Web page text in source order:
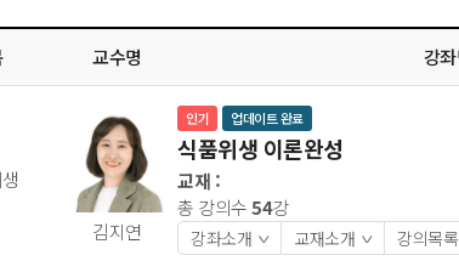
교수명 강
김지연
인기 업데이트 완료
식품위생 이론완성
교재 :
총 강의수54강
강좌소개> 교재소개> 강의목록